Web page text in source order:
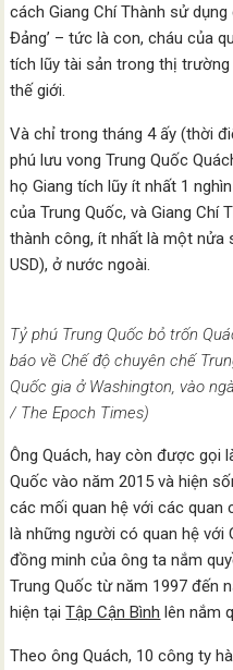
cách Giang Chí Thành sử
Đảng’ – tức là con, cháu của
tích lũy tài sản trong thị
thế giới.
Và chỉ trong tháng 4 ấy (thời
phú lưu vong Trung Quốc
họ Giang tích lũy ít nhất 1
của Trung Quốc, và Giang Chí
thành công, ít nhất là một
USD), ở nước ngoài.
Tỷ phú Trung Quốc bỏ trốn
báo về Chế độ chuyên chế
Quốc gia ở Washington, vào
/ The Epoch Times)
Ông Quách, hay còn được gọi
Quốc vào năm 2015 và hiện
các mối quan hệ với các quan
là những người có quan hệ với
đồng minh của ông ta nắm
Trung Quốc từ năm 1997 đến
hiện tạiTập Cận Bình lên nắm
Theo ông Quách, 10 công ty